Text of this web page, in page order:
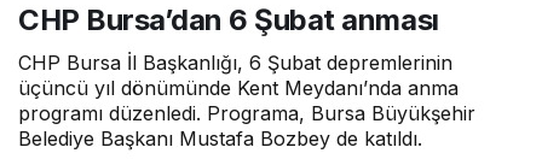
CHP Bursa’dan 6 Şubat anması
CHP Bursa İl Başkanlığı, 6 Şubat depremlerinin
üçüncü yıl dönümünde Kent Meydanı’nda anma
programı düzenledi. Programa, Bursa Büyükşehir
Belediye Başkanı Mustafa Bozbey de katıldı.